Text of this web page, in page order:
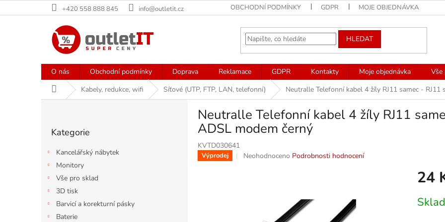
na
+420 558 888 845 info@outletit.cz OBCHODNÍ PODMÍNKY GDPR MOJE OBJEDNÁVKA
HLEDAT
O nás Obchodní podmínky Doprava Reklamace GDPR Kontakty Moje objednávka
Vše
Domů Kabely, redukce, wifi Síťové (UTP, FTP, LAN, telefonní) Neutralle Telefonní kabel 4 žíly RJ11 samec -
kategorie
Kategorie
Kancelářský nábytek
Monitory
Vše pro sklad
3D tisk
Barvicí a korekturní pásky
Baterie
Neutralle Telefonní kabel 4 žíly RJ11
ADSL modem černý
KVTD030641
Výprodej
Průměrné
Neohodnoceno Podrobnosti hodnocení
24
cena: